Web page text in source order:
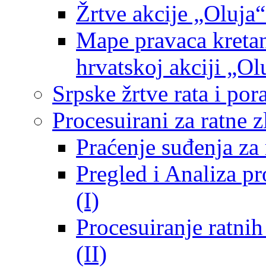
Žrtve akcije
Mape pravaca
hrvatskoj akciji
Srpske žrtve rata i
Procesuirani za ratne
Praćenje suđenja
Pregled i Analiza
(I)
Procesuiranje
(II)